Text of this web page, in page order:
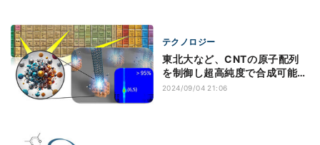
テクノロジー
東北大など、CNTの原子配列
を制御し超高純度で合成可能な
新触媒を発見
2024/09/04 21:06